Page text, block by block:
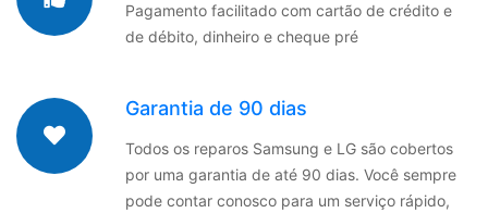
Pagamento facilitado com cartão de crédito e
de débito, dinheiro e cheque pré
Garantia de 90 dias
Todos os reparos Samsung e LG são cobertos
por uma garantia de até 90 dias. Você sempre
pode contar conosco para um serviço rápido,